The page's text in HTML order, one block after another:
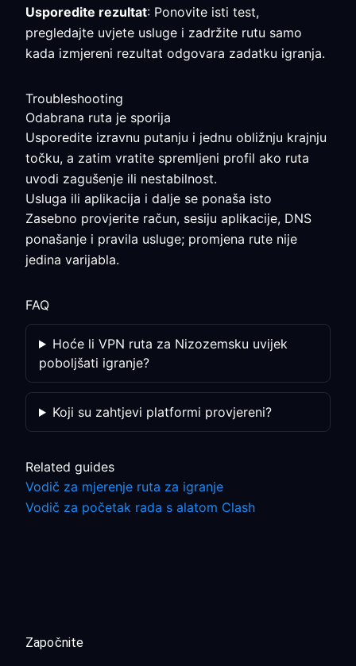
Usporedite rezultat: Ponovite isti test,
pregledajte uvjete usluge i zadržite rutu samo
kada izmjereni rezultat odgovara zadatku igranja.
Troubleshooting
Odabrana ruta je sporija
Usporedite izravnu putanju i jednu obližnju krajnju
točku, a zatim vratite spremljeni profil ako ruta
uvodi zagušenje ili nestabilnost.
Usluga ili aplikacija i dalje se ponaša isto
Zasebno provjerite račun, sesiju aplikacije, DNS
ponašanje i pravila usluge; promjena rute nije
jedina varijabla.
FAQ
Hoće li VPN ruta za Nizozemsku uvijek
poboljšati igranje?
Koji su zahtjevi platformi provjereni?
Related guides
Vodič za mjerenje ruta za igranje
Vodič za početak rada s alatom Clash
Započnite